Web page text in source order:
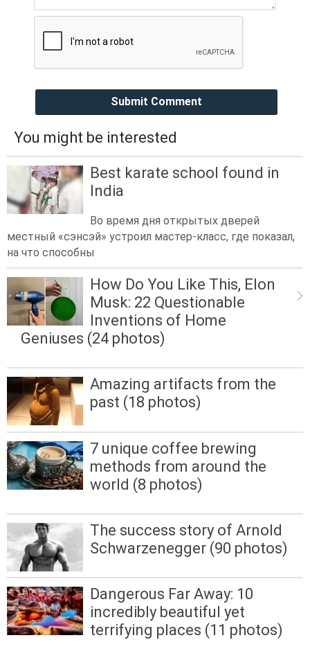
Submit Comment
You might be interested
Best karate school found in
India
Во время дня открытых дверей
местный «сэнсэй» устроил мастер-класс, где показал,
на что способны
How Do You Like This, Elon
Musk: 22 Questionable
Inventions of Home
Geniuses (24 photos)
Amazing artifacts from the
past (18 photos)
7 unique coffee brewing
methods from around the
world (8 photos)
The success story of Arnold
Schwarzenegger (90 photos)
Dangerous Far Away: 10
incredibly beautiful yet
terrifying places (11 photos)